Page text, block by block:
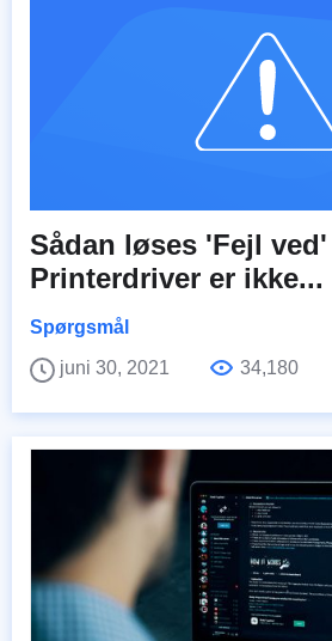
Sådan løses 'Fejl ved'
Printerdriver er ikke...
Spørgsmål
juni 30, 2021
34,180